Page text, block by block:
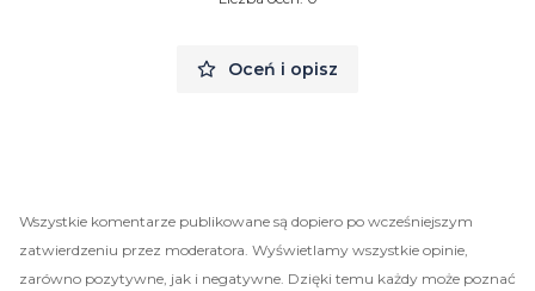
Oceń i opisz
Wszystkie komentarze publikowane są dopiero po wcześniejszym
zatwierdzeniu przez moderatora. Wyświetlamy wszystkie opinie,
zarówno pozytywne, jak i negatywne. Dzięki temu każdy może poznać